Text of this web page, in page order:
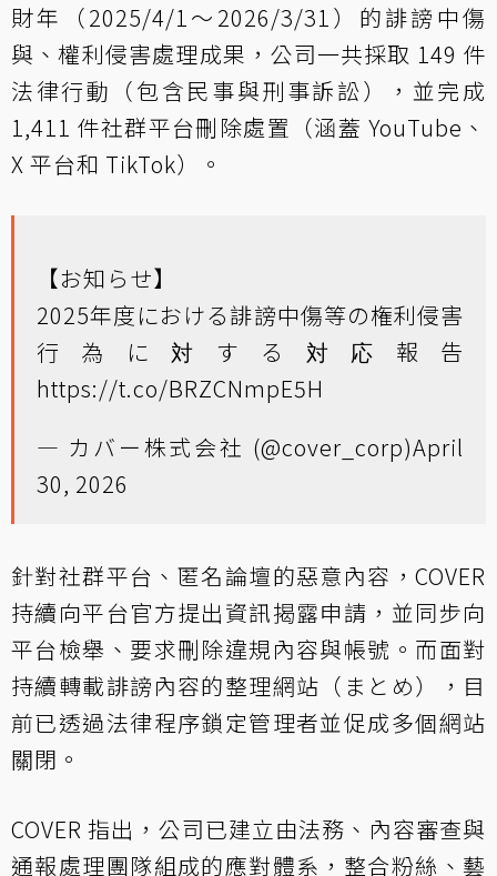
財年（2025/4/1～2026/3/31）的誹謗中傷
與、權利侵害處理成果，公司一共採取 149 件
法律行動（包含民事與刑事訴訟），並完成
1,411 件社群平台刪除處置（涵蓋 YouTube、
X 平台和 TikTok）。
【お知らせ】
2025年度における誹謗中傷等の権利侵害
行為に対する対応報告
https://t.co/BRZCNmpE5H
— カバー株式会社 (@cover_corp)April
30, 2026
針對社群平台、匿名論壇的惡意內容，COVER
持續向平台官方提出資訊揭露申請，並同步向
平台檢舉、要求刪除違規內容與帳號。而面對
持續轉載誹謗內容的整理網站（まとめ），目
前已透過法律程序鎖定管理者並促成多個網站
關閉。
COVER 指出，公司已建立由法務、內容審查與
通報處理團隊組成的應對體系，整合粉絲、藝